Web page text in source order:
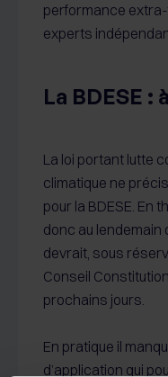
performance
experts
La BDESE :
La loi portant lutte
climatique ne
pour la BDESE. En
donc au lendemain
devrait, sous
Conseil
prochains jours.
En pratique il
d’application qui